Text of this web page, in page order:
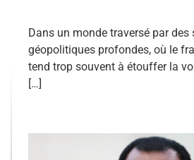
Dans un monde traversé par des
géopolitiques profondes, où le
tend trop souvent à étouffer la
[…]